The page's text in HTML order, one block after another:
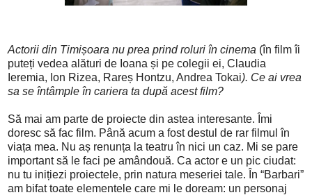
Actorii din Timișoara nu prea prind roluri în cinema (în film îi
puteți vedea alături de Ioana și pe colegii ei, Claudia
Ieremia, Ion Rizea, Rareș Hontzu, Andrea Tokai). Ce ai vrea
sa se întâmple în cariera ta după acest film?
Să mai am parte de proiecte din astea interesante. Îmi
doresc să fac film. Până acum a fost destul de rar filmul în
viața mea. Nu aș renunța la teatru în nici un caz. Mi se pare
important să le faci pe amândouă. Ca actor e un pic ciudat:
nu tu inițiezi proiectele, prin natura meseriei tale. În “Barbari”
am bifat toate elementele care mi le doream: un personaj